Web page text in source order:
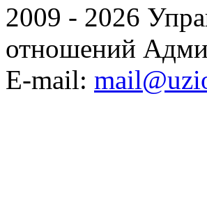
2009 - 2026
отношений
E-mail: